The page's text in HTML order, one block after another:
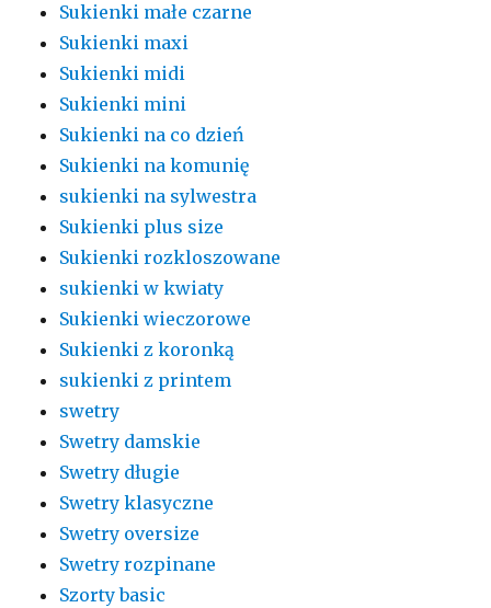
Sukienki małe czarne
Sukienki maxi
Sukienki midi
Sukienki mini
Sukienki na co dzień
Sukienki na komunię
sukienki na sylwestra
Sukienki plus size
Sukienki rozkloszowane
sukienki w kwiaty
Sukienki wieczorowe
Sukienki z koronką
sukienki z printem
swetry
Swetry damskie
Swetry długie
Swetry klasyczne
Swetry oversize
Swetry rozpinane
Szorty basic